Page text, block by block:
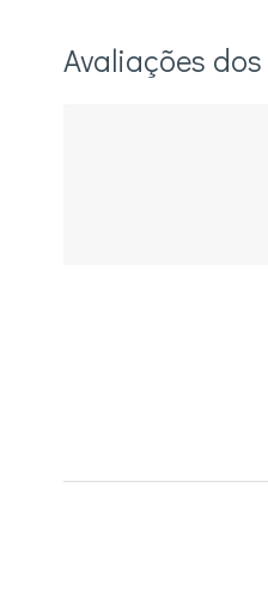
Avaliações